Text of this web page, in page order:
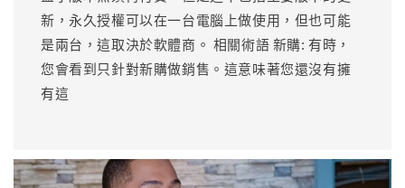
新，永久授權可以在一台電腦上做使用，但也可能
是兩台，這取決於軟體商。 相關術語 新購: 有時，
您會看到只針對新購做銷售。這意味著您還沒有擁
有這